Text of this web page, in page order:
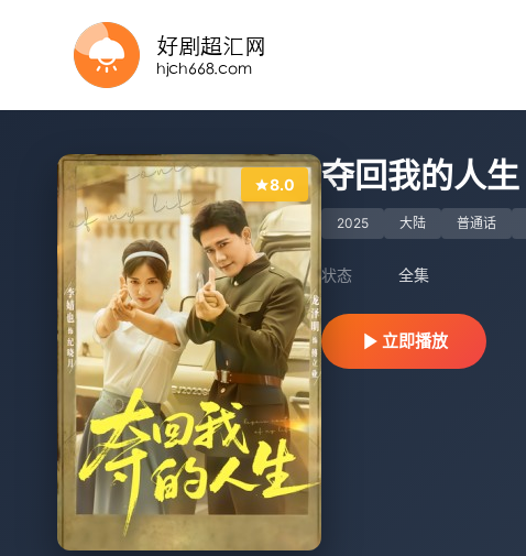
8.0 夺回我的人生
2025 大陆 普通话
状态 全集
立即播放